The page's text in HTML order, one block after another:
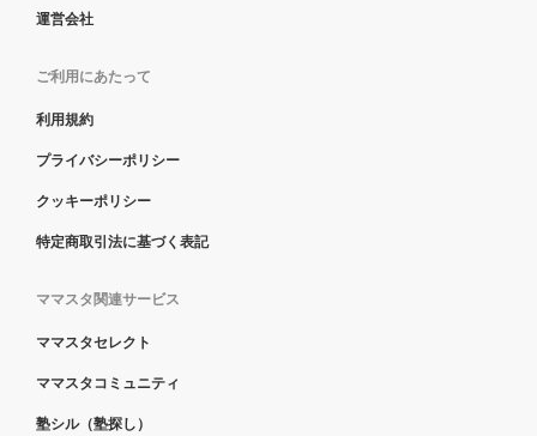
運営会社
ご利用にあたって
利用規約
プライバシーポリシー
クッキーポリシー
特定商取引法に基づく表記
ママスタ関連サービス
ママスタセレクト
ママスタコミュニティ
塾シル（塾探し）